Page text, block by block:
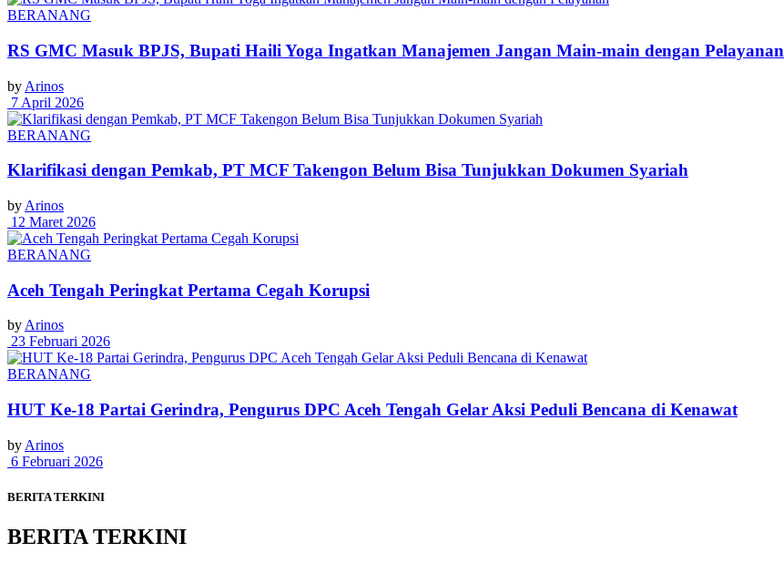
BERANANG
RS GMC Masuk BPJS, Bupati Haili Yoga Ingatkan Manajemen Jangan Main-main dengan Pelayanan
by Arinos
7 April 2026
BERANANG
Klarifikasi dengan Pemkab, PT MCF Takengon Belum Bisa Tunjukkan Dokumen Syariah
by Arinos
12 Maret 2026
BERANANG
Aceh Tengah Peringkat Pertama Cegah Korupsi
byArinos
23 Februari 2026
BERANANG
HUT Ke-18 Partai Gerindra, Pengurus DPC Aceh Tengah Gelar Aksi Peduli Bencana di Kenawat
by Arinos
6 Februari 2026
BERITA TERKINI
BERITA TERKINI